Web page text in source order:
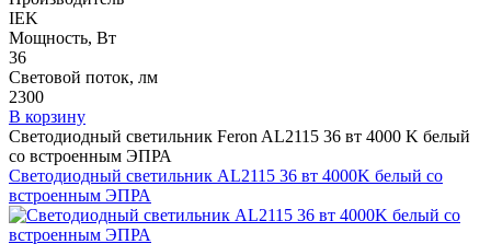
IEK
Мощность, Вт
36
Световой поток, лм
2300
В корзину
Светодиодный светильник Feron AL2115 36 вт 4000 K белый
со встроенным ЭПРА
Светодиодный светильник AL2115 36 вт 4000K белый со
встроенным ЭПРА